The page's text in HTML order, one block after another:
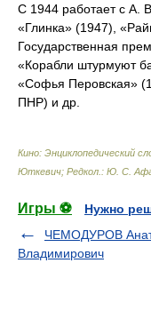
С 1944 работает с
«Глинка» (1947),
Государственная
«Корабли штурмуют
«Софья Перовская»
ПНР) и др.
Кино: Энциклопедический
Юткевич; Редкол.: Ю. С.
Игры ⚽
Нужно
ЧЕМОДУРОВ
Владимирович